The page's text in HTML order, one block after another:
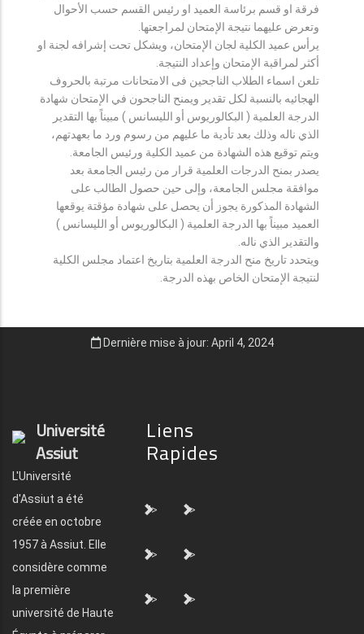
فرقة او قسم برئاسة العميد او رئيس القسم حسب الأحوال
وتعرض عليهما نتيجة الإمتحان لمراجعتها.
يرأس عميد الكلية لجان الإمتحان، ويشكل تحت إشرافه لجنة او
أكثر لمراقبة الإمتحان وإعداد النتيجة.
تلعن اسماء الطلاب الناجحين فى الامتحانات مرتبة بالحروف
الهجائيه بالنسبة لكل تقدير ويمنح الناجحون في الإمتحان شهادة
الدرجة العلمية ( البكالوريوس أو الليسانس ) مبيناً بها التقدير
الذي ناله وذلك بعد تأدية ما عليهم من رسوم ورد ما بعهدتهم،
ويتم توقيع هذه الشهادة من عميد الكلية ورئيس الجامعة.
يصدر بمنح الدرجات العلمية قرار من رئيس الجامعة بعد
موافقة مجلس الجامعة، وإلى حين حصول الطالب على
الشهادة المذكورة يجوز أن يحصل على شهادة مؤقتة يوقعها
العميد مبيناً بها الدرجة العلمية ( البكالوريوس أو الليسانس )
والتقدير الذي ناله.
ويتحدد تاريخ منح الدرجة العلمية بتاريخ اعتماد مجلس الكلية
لنتيجة الإمتحان الخاص بهذه الدرجة.
Dernière mise à jour: April 4, 2024
Université
Assiut
L'Université
d'Assiut a été
créée en octobre
1957 à Assiut. Elle
considère comme
la première
université de Haute
Liens
Rapides
"> ">
"> ">
"> ">